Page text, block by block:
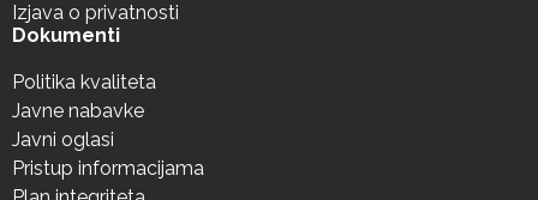
Izjava o privatnosti
Dokumenti
Politika kvaliteta
Javne nabavke
Javni oglasi
Pristup informacijama